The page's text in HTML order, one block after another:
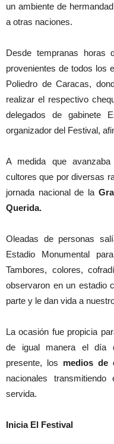
un ambiente de
a otras naciones.
Desde tempranas horas
provenientes de todos los
Poliedro de Caracas,
realizar el respectivo
delegados de gabinete
organizador del Festival,
A medida que
cultores que por diversas
jornada nacional de la
Querida.
Oleadas de personas
Estadio Monumental
Tambores, colores,
observaron en un estadio
parte y le dan vida a
La ocasión fue propicia
de igual manera el día
presente, los medios de
nacionales
servida.
Inicia El Festival